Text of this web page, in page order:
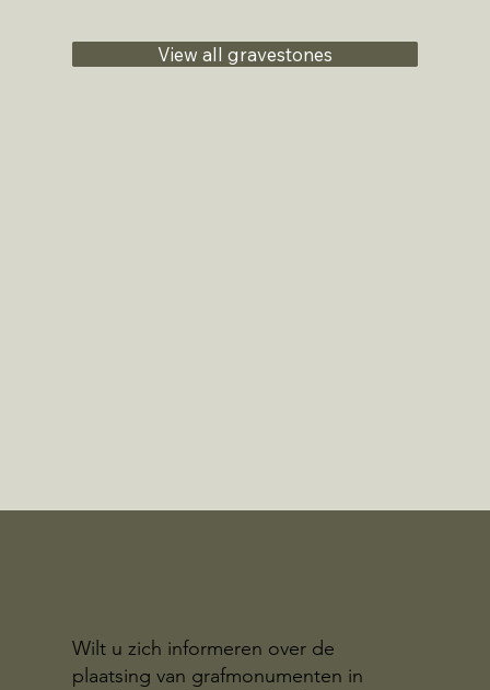
View all gravestones
Wilt u zich informeren over de
plaatsing van grafmonumenten in